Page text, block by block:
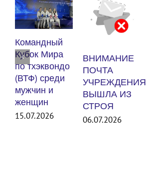
Командный
Кубок Мира
по тхэквондо
(ВТФ) среди
мужчин и
женщин
15.07.2026
ВНИМАНИЕ
ПОЧТА
УЧРЕЖДЕНИЯ
ВЫШЛА ИЗ
СТРОЯ
06.07.2026